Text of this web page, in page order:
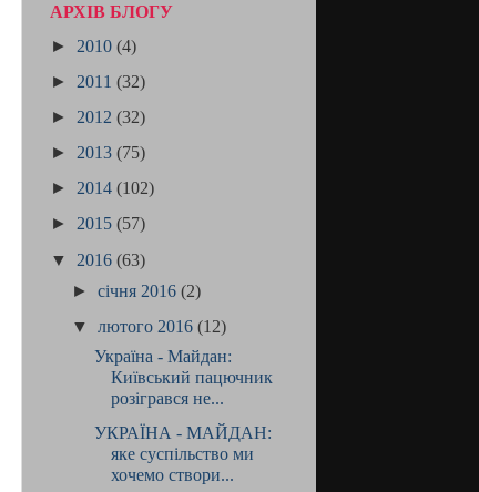
АРХІВ БЛОГУ
► 2010 (4)
► 2011 (32)
► 2012 (32)
► 2013 (75)
► 2014 (102)
► 2015 (57)
▼ 2016 (63)
►січня 2016(2)
▼лютого 2016(12)
Україна - Майдан:
Київський пацючник
розігрався не...
УКРАЇНА - МАЙДАН:
яке суспільство ми
хочемо створи...